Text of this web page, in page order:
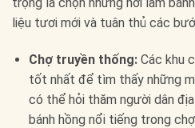
liệu tươi mới và tuân thủ các
Chợ truyền thống:Các khu
tốt nhất để tìm thấy những
có thể hỏi thăm người dân
bánh hồng nổi tiếng trong